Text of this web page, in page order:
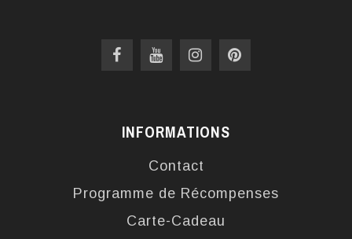
INFORMATIONS
Contact
Programme de Récompenses
Carte-Cadeau